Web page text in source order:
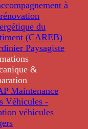
à
du
(CAREB)
Paysagiste
&
Maintenance
Véhicules -
véhicules